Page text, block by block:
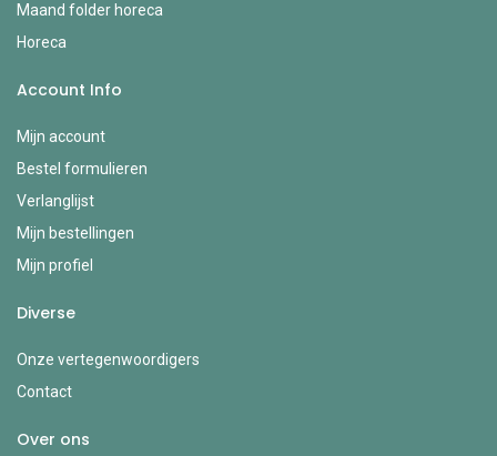
Maand folder horeca
Horeca
Account Info
Mijn account
Bestel formulieren
Verlanglijst
Mijn bestellingen
Mijn profiel
Diverse
Onze vertegenwoordigers
Contact
Over ons